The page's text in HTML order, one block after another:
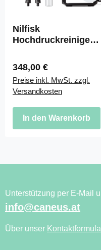
Nilfisk
Hochdruckreiniger
POWERCONTROL
IH - PCA
Regulärer Preis:
348,00 €
Preise inkl. MwSt. zzgl.
Versandkosten
In den Warenkorb
Unterstützung per E-Mail
info@caneus.at
Über unser